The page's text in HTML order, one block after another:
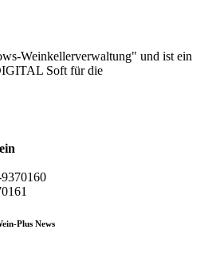
Weinkellerverwaltung" und ist ein
Soft für die
Plus News